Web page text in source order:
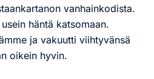
vanhainkodista.
häntä katsomaan.
ja vakuutti viihtyvänsä
oikein hyvin.